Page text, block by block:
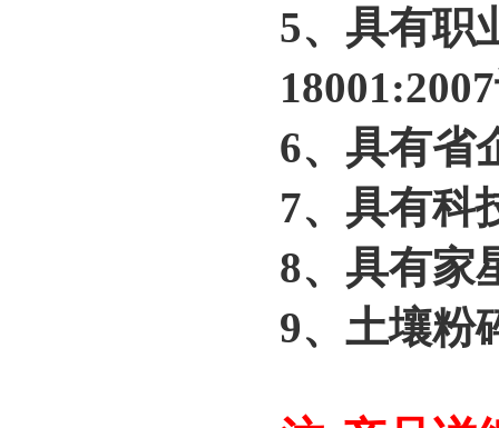
5、具有职
6、具有省
7、具有科
8、具有家
9、土壤粉